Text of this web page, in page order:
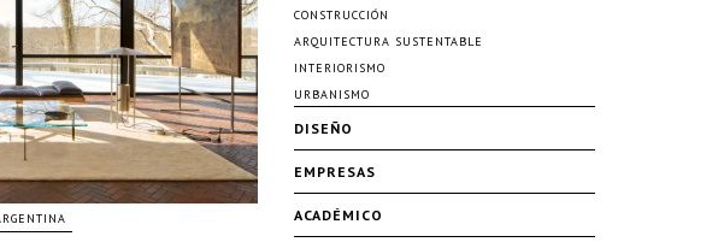
CONSTRUCCIÓN
ARQUITECTURA SUSTENTABLE
INTERIORISMO
URBANISMO
DISEÑO
EMPRESAS
ACADÉMICO